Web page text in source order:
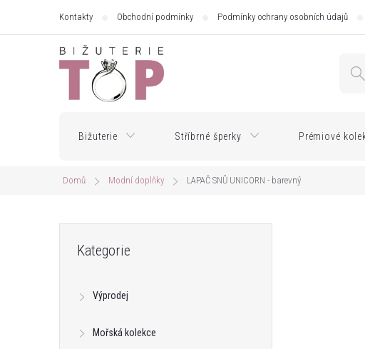
Kontakty Obchodní podmínky Podmínky ochrany osobních údajů
Bižuterie Stříbrné šperky Prémiové
Domů Modní doplňky LAPAČ SNŮ UNICORN - barevný
kategorie
Kategorie
Výprodej
Mořská kolekce